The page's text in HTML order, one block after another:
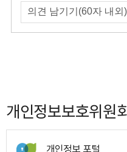
개인정보보호위원
개인정보 포털